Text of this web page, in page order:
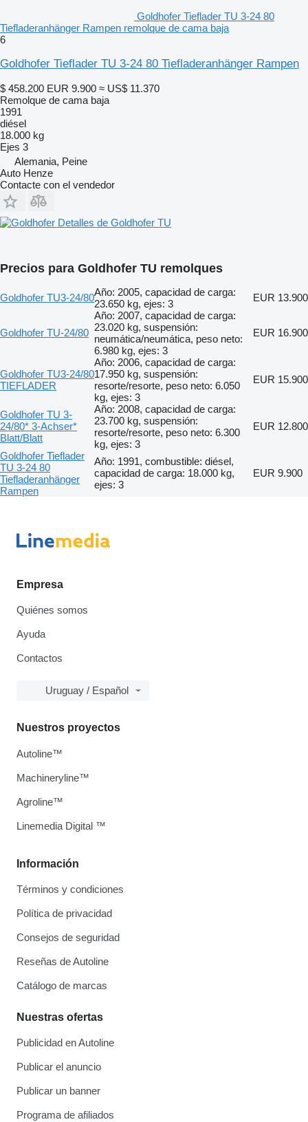
Goldhofer Tieflader TU 3-24 80
Tiefladeranhänger Rampen remolque de cama baja
6
Goldhofer Tieflader TU 3-24 80 Tiefladeranhänger Rampen
$ 458.200 EUR 9.900 ≈ US$ 11.370
Remolque de cama baja
1991
diésel
18.000 kg
Ejes 3
Alemania, Peine
Auto Henze
Contacte con el vendedor
Detalles de Goldhofer TU
Precios para Goldhofer TU remolques
Goldhofer TU3-24/80Año: 2005, capacidad de carga:
23.650 kg, ejes: 3
EUR 13.900
Goldhofer TU-24/80
Año: 2007, capacidad de carga:
23.020 kg, suspensión:
neumática/neumática, peso neto:
6.980 kg, ejes: 3
EUR 16.900
Goldhofer TU3-24/80
TIEFLADER
Año: 2006, capacidad de carga:
17.950 kg, suspensión:
resorte/resorte, peso neto: 6.050
kg, ejes: 3
EUR 15.900
Goldhofer TU 3-
24/80* 3-Achser*
Blatt/Blatt
Año: 2008, capacidad de carga:
23.700 kg, suspensión:
resorte/resorte, peso neto: 6.300
kg, ejes: 3
EUR 12.800
Goldhofer Tieflader
TU 3-24 80
Tiefladeranhänger
Rampen
Año: 1991, combustible: diésel,
capacidad de carga: 18.000 kg,
ejes: 3
EUR 9.900
Empresa
Quiénes somos
Ayuda
Contactos
Uruguay / Español
Información
Términos y condiciones
Política de privacidad
Consejos de seguridad
Reseñas de Autoline
Catálogo de marcas
Nuestras ofertas
Publicidad en Autoline
Publicar el anuncio
Publicar un banner
Programa de afiliados
Nuestros proyectos
Autoline™
Machineryline™
Agroline™
Linemedia Digital ™